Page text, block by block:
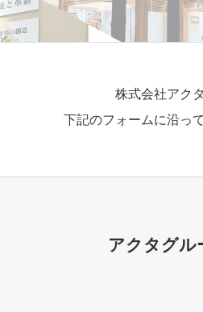
株式会社アク
下記のフォームに沿っ
アクタグル